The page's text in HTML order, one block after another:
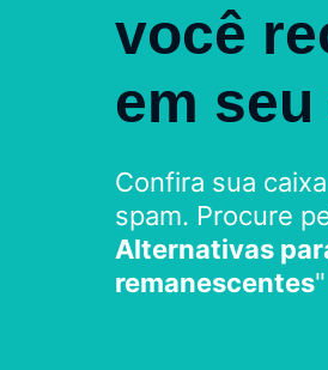
você
em
Confira sua
spam. Procure
Alternativas
remanescentes"